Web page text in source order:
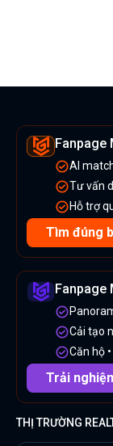
Fanpage
AI
Tư vấn
Hỗ trợ
Tìm đúng
Fanpage
Cải tạo
Căn hộ
Trải
THỊ TRƯỜNG